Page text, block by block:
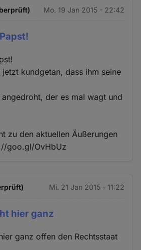
Mo. 19 Jan 2015 - 22:42
jetzt kundgetan, dass ihm seine
der es mal wagt und
zu den aktuellen Äußerungen
goo.gl/OvHbUz
Mi. 21 Jan 2015 - 11:22
hier ganz
ganz offen den Rechtsstaat